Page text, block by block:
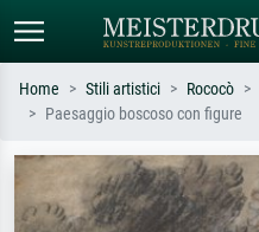
Cerca per artista, titolo o stile – es.
Monet, Notte stellata,
Impressionismo, onda di Hokusai,
Home Stili artistici Rococò
Paesaggio boscoso con figure